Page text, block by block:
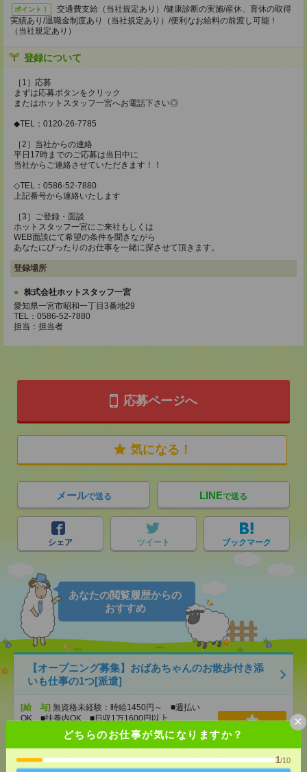
どちらのお仕事が気になりますか？
1/10
×
ポイント！
交通費支給（当社規定あり）/健康診断の実施/産休、育休の取得
実績あり/退職金制度あり（当社規定あり）/便利なお給料の前渡し可能！
（当社規定あり）
登録について
［1］応募
まずは応募ボタンをクリック
またはホットスタッフ一宮へお電話下さい◎
◆TEL：0120-26-7785
［2］当社からの連絡
平日17時までのご応募は当日中に
当社からご連絡させていただきます！！
◇TEL：0586-52-7880
上記番号から連絡いたします
［3］ご登録・面談
ホットスタッフ一宮にご来社もしくは
WEB面談にて希望の条件を聞きながら
あなたにぴったりのお仕事を一緒に探させて頂きます。
登録場所
株式会社ホットスタッフ一宮
愛知県一宮市昭和一丁目3番地29
TEL：0586-52-7880
担当：担当者
応募ページへ
気になる！
メールで送る LINEで送る
シェア ツイート ブックマーク
あなたの閲覧履歴からの
おすすめ
【オープニング募集】おばあちゃんのお散歩付き添
いも仕事の1つ[派遣]
[給 与] 無資格未経験：時給1450円～ ■週払い
OK ■扶養内OK ■日収1万1600円以上
交通費全額支給
[勤務地]名鉄一宮駅/妙興寺駅/奥町駅/…
気になる！